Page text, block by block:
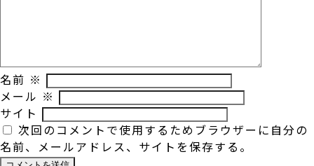
名前 ※
メール ※
サイト
次回のコメントで使用するためブラウザーに自分の
名前、メールアドレス、サイトを保存する。